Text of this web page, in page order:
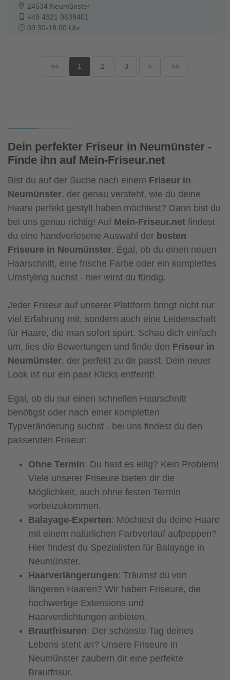
24534 Neumünster
+49 4321 9639401
09:30-18:00 Uhr
<< 1 2 3 > >>
Dein perfekter Friseur in Neumünster -
Finde ihn auf Mein-Friseur.net
Bist du auf der Suche nach einem Friseur in
Neumünster, der genau versteht, wie du deine
Haare perfekt gestylt haben möchtest? Dann bist du
bei uns genau richtig! Auf Mein-Friseur.net findest
du eine handverlesene Auswahl der besten
Friseure in Neumünster. Egal, ob du einen neuen
Haarschnitt, eine frische Farbe oder ein komplettes
Umstyling suchst - hier wirst du fündig.
Jeder Friseur auf unserer Plattform bringt nicht nur
viel Erfahrung mit, sondern auch eine Leidenschaft
für Haare, die man sofort spürt. Schau dich einfach
um, lies die Bewertungen und finde den Friseur in
Neumünster, der perfekt zu dir passt. Dein neuer
Look ist nur ein paar Klicks entfernt!
Egal, ob du nur einen schnellen Haarschnitt
benötigst oder nach einer kompletten
Typveränderung suchst - bei uns findest du den
passenden Friseur:
Ohne Termin: Du hast es eilig? Kein Problem!
Viele unserer Friseure bieten dir die
Möglichkeit, auch ohne festen Termin
vorbeizukommen.
Balayage-Experten: Möchtest du deine Haare
mit einem natürlichen Farbverlauf aufpeppen?
Hier findest du Spezialisten für Balayage in
Neumünster.
Haarverlängerungen: Träumst du von
längeren Haaren? Wir haben Friseure, die
hochwertige Extensions und
Haarverdichtungen anbieten.
Brautfrisuren: Der schönste Tag deines
Lebens steht an? Unsere Friseure in
Neumünster zaubern dir eine perfekte
Brautfrisur.